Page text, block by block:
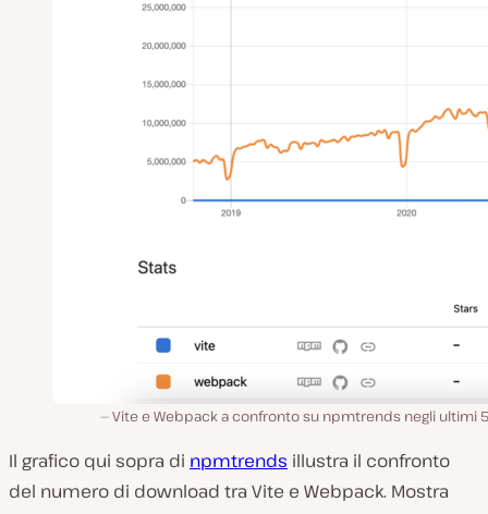
Vite e Webpack a confronto su npmtrends negli ultimi
Il grafico qui sopra di npmtrends illustra il confronto
del numero di download tra Vite e Webpack. Mostra